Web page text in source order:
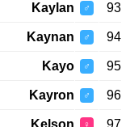
93
♂
Kaylan
94
♂
Kaynan
95
♂
Kayo
96
♂
Kayron
97
♀
Kelson